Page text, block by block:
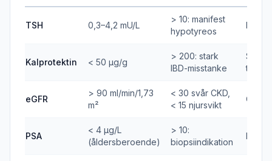
TSH 0,3–4,2 mU/L
> 10: manifest
hypotyreos
Kalprotektin < 50 μg/g
> 200: stark
IBD-misstanke
eGFR
> 90 ml/min/1,73
m²
< 30 svår CKD,
< 15 njursvikt
CKD-
PSA
< 4 μg/L
(åldersberoende)
> 10:
biopsiindikation